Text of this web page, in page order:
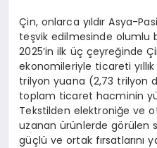
Çin, onlarca yıldır Asya-
teşvik edilmesinde olumlu
2025’in ilk üç çeyreğinde
ekonomileriyle ticareti
trilyon yuana (2,73 trilyon
toplam ticaret hacminin
Tekstilden elektroniğe ve
uzanan ürünlerde görülen
güçlü ve ortak fırsatlarını